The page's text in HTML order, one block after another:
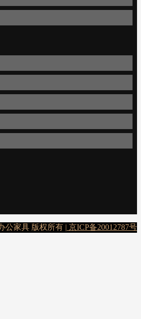
公家具 版权所有 | 京ICP备20012787号